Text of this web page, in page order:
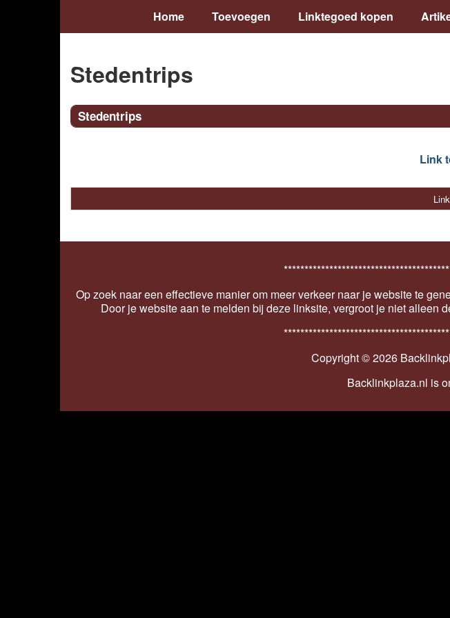
Home Toevoegen Linktegoed kopen
Stedentrips
Stedentrips
Link
Op zoek naar een effectieve manier om meer verkeer naar je website te
Door je website aan te melden bij deze linksite, vergroot je niet alleen
Copyright ©2026
Backlinkplaza.nl is